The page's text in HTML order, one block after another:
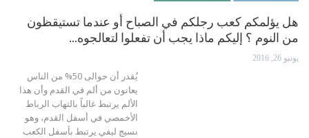
هل يؤلمكم كعب رجلكم في الصباح أو عندما تستيقظون
من النوم ؟ إليكم ماذا يجب أن تفعلوا لتعالجوه…
يونيو 26, 2016
يُقدر أن حوالى 50% من الناس
يعانون من ألم في القدم وأن هذا
الألم يرتبط غالباً بالتهاب الرباط
الأخمصي في أسفل القدم، وهو
نسيج ليفي يرتبط بأسفل الكعب